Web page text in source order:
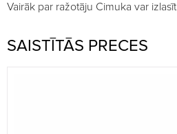
Vairāk par ražotāju Cimuka var izlasīt
SAISTĪTĀS PRECES